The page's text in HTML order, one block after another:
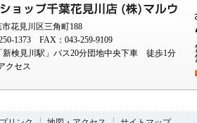
花見川区三角町188
1373 FAX：043-259-9109
新検見川駅」バス20分団地中央下車 徒歩1分
クセス